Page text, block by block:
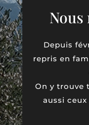
Depuis
repris en
On y trouve
aussi